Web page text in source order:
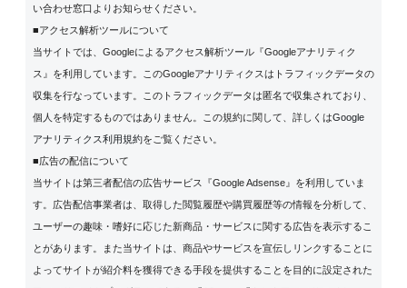
い合わせ窓口よりお知らせください。
■アクセス解析ツールについて
当サイトでは、Googleによるアクセス解析ツール『Googleアナリティク
ス』を利用しています。このGoogleアナリティクスはトラフィックデータの
収集を行なっています。このトラフィックデータは匿名で収集されており、
個人を特定するものではありません。この規約に関して、詳しくはGoogle
アナリティクス利用規約をご覧ください。
■広告の配信について
当サイトは第三者配信の広告サービス『Google Adsense』を利用していま
す。広告配信事業者は、取得した閲覧履歴や購買履歴等の情報を分析して、
ユーザーの趣味・嗜好に応じた新商品・サービスに関する広告を表示するこ
とがあります。また当サイトは、商品やサービスを宣伝しリンクすることに
よってサイトが紹介料を獲得できる手段を提供することを目的に設定された